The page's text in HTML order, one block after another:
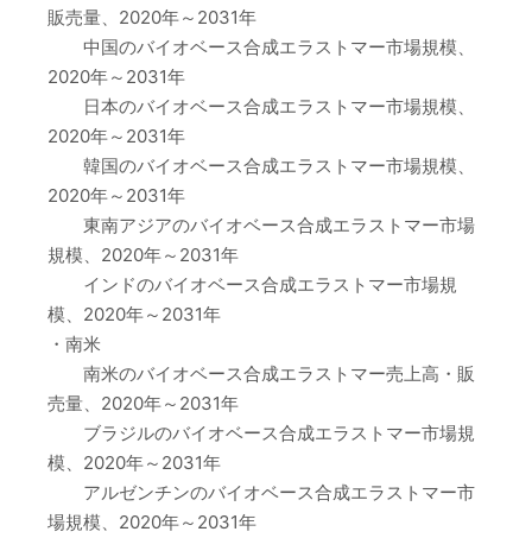
販売量、2020年～2031年
中国のバイオベース合成エラストマー市場規模、
2020年～2031年
日本のバイオベース合成エラストマー市場規模、
2020年～2031年
韓国のバイオベース合成エラストマー市場規模、
2020年～2031年
東南アジアのバイオベース合成エラストマー市場
規模、2020年～2031年
インドのバイオベース合成エラストマー市場規
模、2020年～2031年
・南米
南米のバイオベース合成エラストマー売上高・販
売量、2020年～2031年
ブラジルのバイオベース合成エラストマー市場規
模、2020年～2031年
アルゼンチンのバイオベース合成エラストマー市
場規模、2020年～2031年